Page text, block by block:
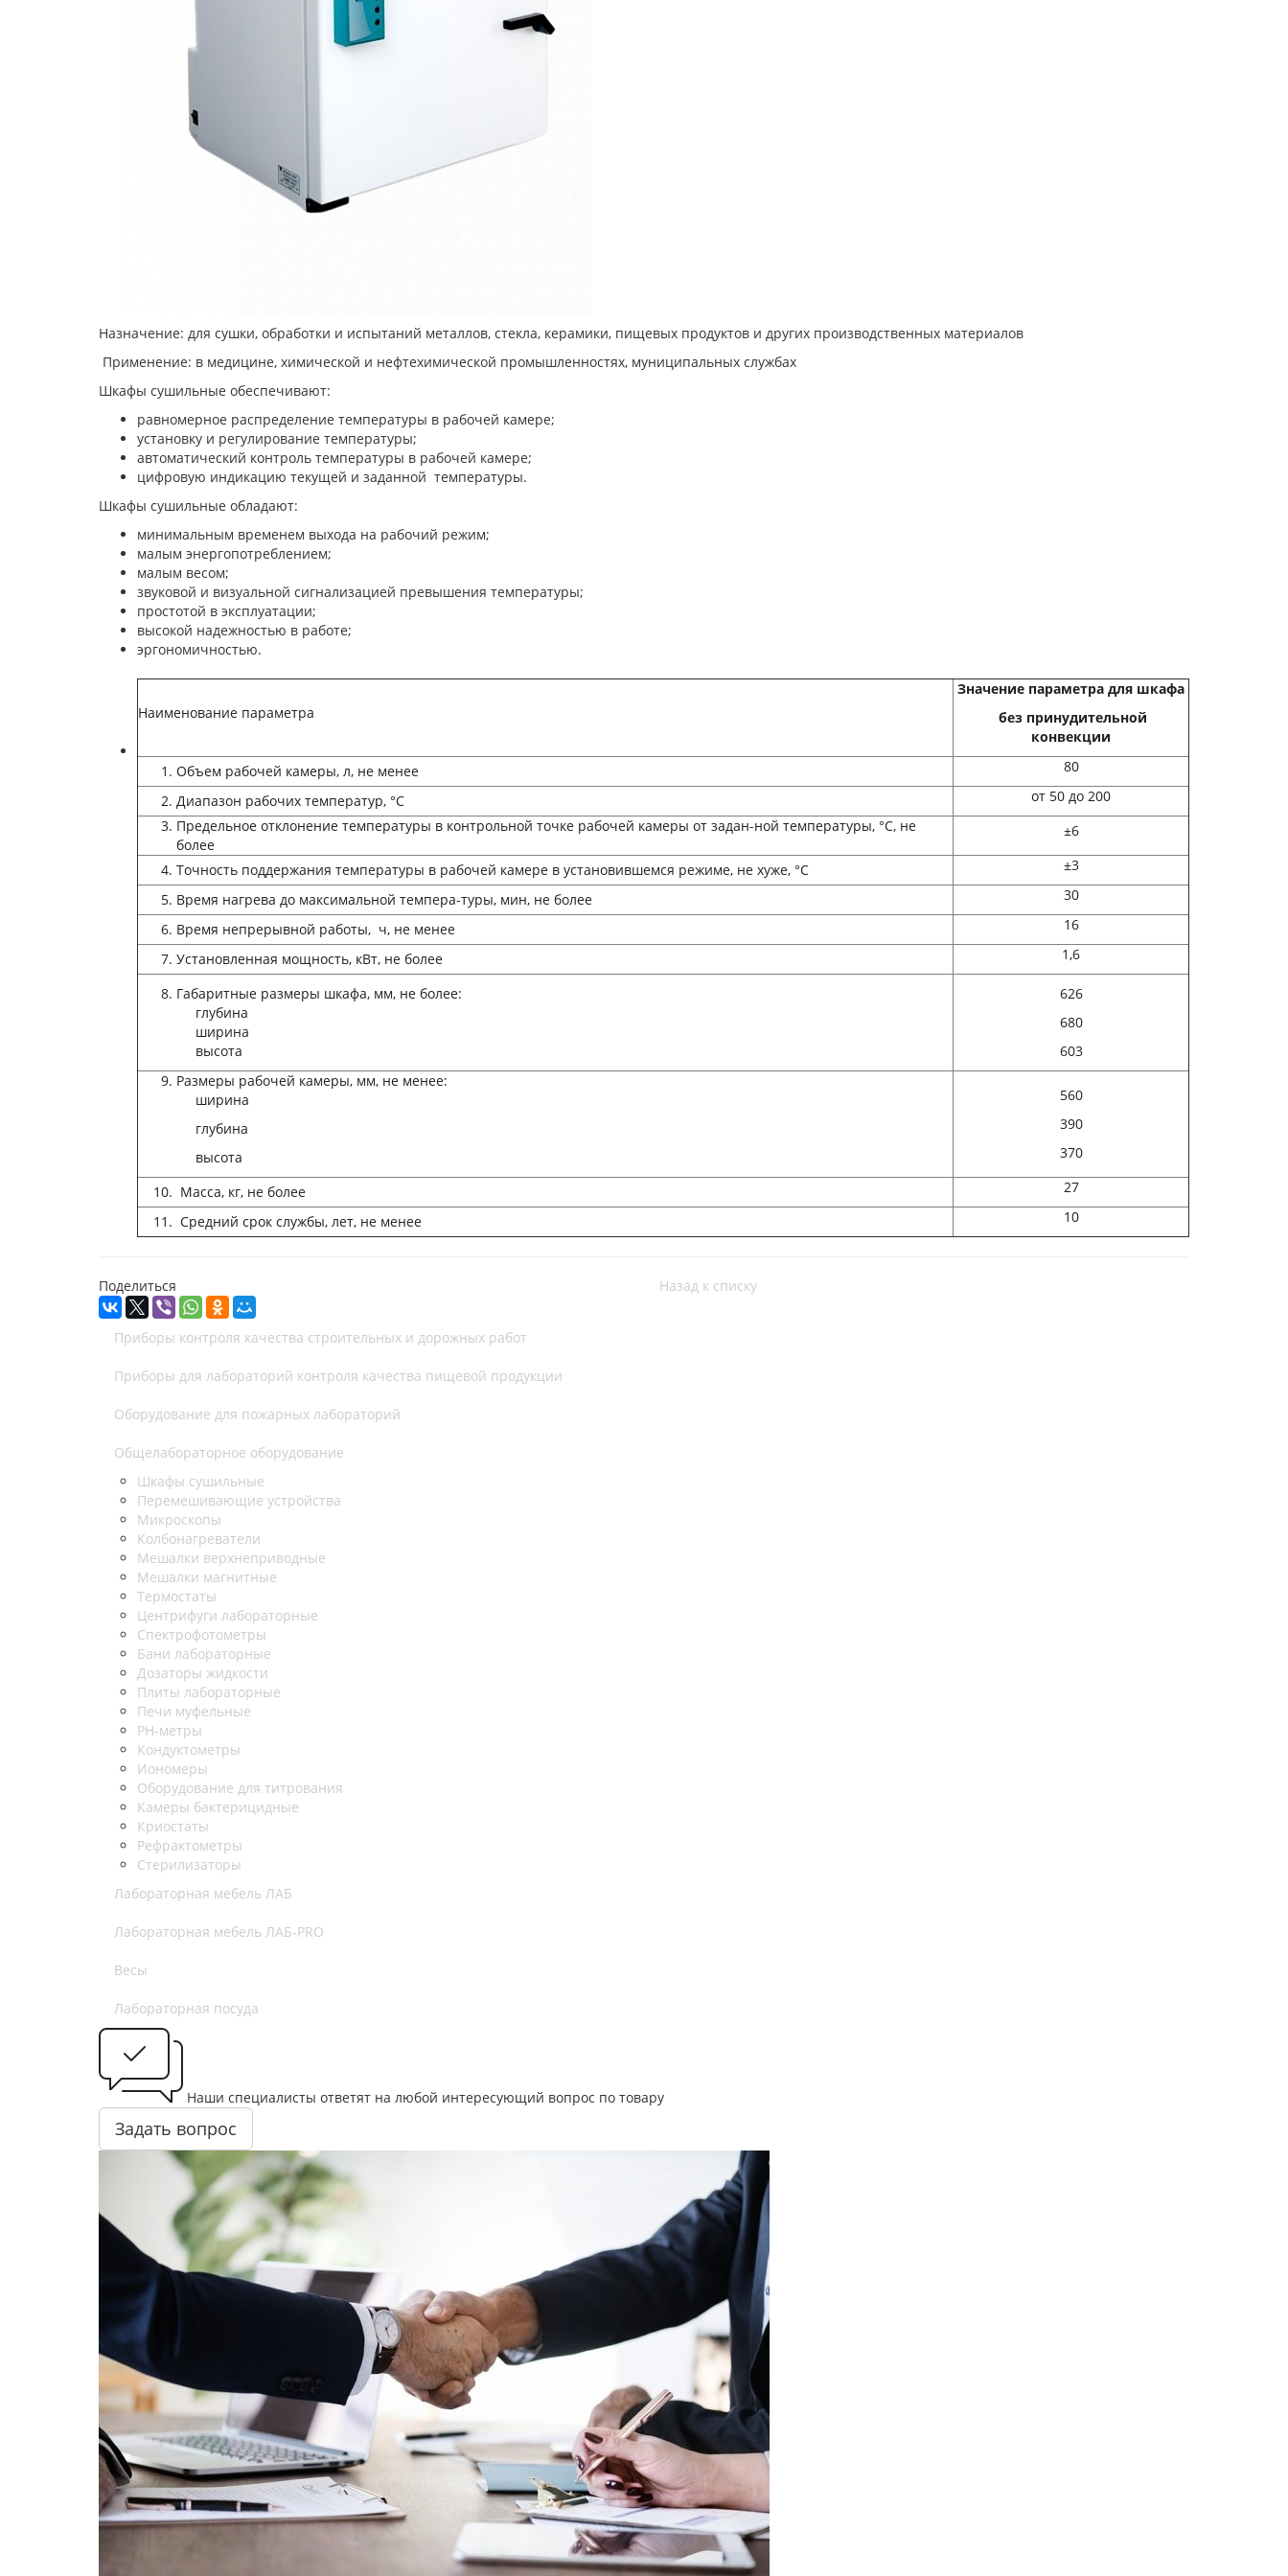
Назначение: для сушки, обработки и испытаний металлов, стекла, керамики, пищевых продуктов и других производственных материалов
Применение: в медицине, химической и нефтехимической промышленностях, муниципальных службах
Шкафы сушильные обеспечивают:
равномерное распределение температуры в рабочей камере;
установку и регулирование температуры;
автоматический контроль температуры в рабочей камере;
цифровую индикацию текущей и заданной температуры.
Шкафы сушильные обладают:
минимальным временем выхода на рабочий режим;
малым энергопотреблением;
малым весом;
звуковой и визуальной сигнализацией превышения температуры;
простотой в эксплуатации;
высокой надежностью в работе;
эргономичностью.
Наименование параметра
Значение параметра для шкафа
без принудительной
конвекции
Объем рабочей камеры, л, не менее
80
Диапазон рабочих температур, °С
от 50 до 200
Предельное отклонение температуры в контрольной точке рабочей камеры от задан-ной температуры, °С, не
более
±6
Точность поддержания температуры в рабочей камере в установившемся режиме, не хуже, °С
±3
Время нагрева до максимальной темпера-туры, мин, не более
30
Время непрерывной работы, ч, не менее
16
Установленная мощность, кВт, не более
1,6
Габаритные размеры шкафа, мм, не более:
глубина
ширина
высота
626
680
603
Размеры рабочей камеры, мм, не менее:
ширина
глубина
высота
560
390
370
Масса, кг, не более
27
Средний срок службы, лет, не менее
10
Поделиться Назад к списку
Приборы контроля качества строительных и дорожных работ
Приборы для лабораторий контроля качества пищевой продукции
Оборудование для пожарных лабораторий
Общелабораторное оборудование
Шкафы сушильные
Перемешивающие устройства
Микроскопы
Колбонагреватели
Мешалки верхнеприводные
Мешалки магнитные
Термостаты
Центрифуги лабораторные
Спектрофотометры
Бани лабораторные
Дозаторы жидкости
Плиты лабораторные
Печи муфельные
РН-метры
Кондуктометры
Иономеры
Оборудование для титрования
Камеры бактерицидные
Криостаты
Рефрактометры
Стерилизаторы
Лабораторная мебель ЛАБ
Лабораторная мебель ЛАБ-PRO
Весы
Лабораторная посуда
Наши специалисты ответят на любой интересующий вопрос по товару
Задать вопрос